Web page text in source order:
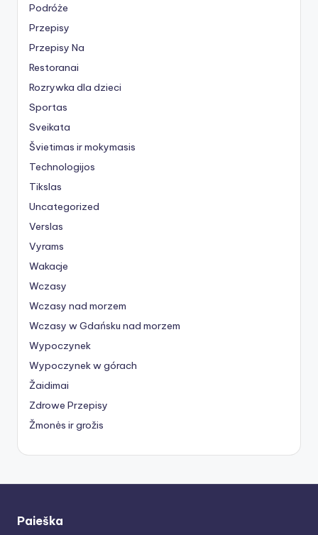
Podróże
Przepisy
Przepisy Na
Restoranai
Rozrywka dla dzieci
Sportas
Sveikata
Švietimas ir mokymasis
Technologijos
Tikslas
Uncategorized
Verslas
Vyrams
Wakacje
Wczasy
Wczasy nad morzem
Wczasy w Gdańsku nad morzem
Wypoczynek
Wypoczynek w górach
Žaidimai
Zdrowe Przepisy
Žmonės ir grožis
Paieška